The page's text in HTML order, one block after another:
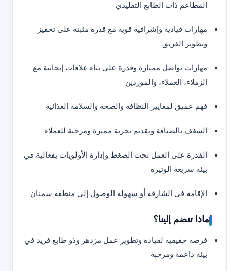
المطاعم ذات الطابع التقليدي
مهارات قيادية وإشرافية قوية مع قدرة مثبتة على تحفيز
وتطوير الفريق
مهارات تواصل ممتازة وقدرة على بناء علاقات إيجابية مع
الزملاء، العملاء، والموردين
فهم عميق لمعايير النظافة والصحة والسلامة الغذائية
الشغف بالضيافة وتقديم تجربة مميزة ومرحبة للعملاء
القدرة على العمل تحت الضغط وإدارة الأولويات بفعالية في
بيئة سريعة الوتيرة
الإقامة في الشارقة أو سهولة الوصول إلى منطقة سمنان
لماذا تنضم إلينا؟
فرصة حقيقية لقيادة وتطوير عمل مزدهر وذو طابع فريد في
بيئة داعمة ومرحبة